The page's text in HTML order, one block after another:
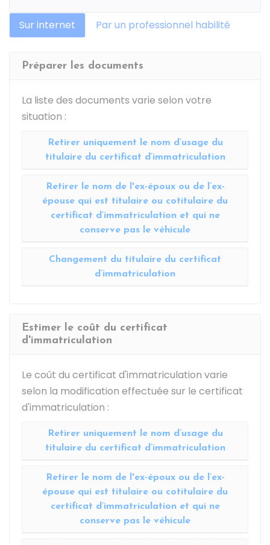
Sur internet Par un professionnel habilité
Préparer les documents
La liste des documents varie selon votre
situation :
Retirer uniquement le nom d’usage du
titulaire du certificat d’immatriculation
Retirer le nom de l'ex-époux ou de l’ex-
épouse qui est titulaire ou cotitulaire du
certificat d’immatriculation et qui ne
conserve pas le véhicule
Changement du titulaire du certificat
d’immatriculation
Estimer le coût du certificat
d'immatriculation
Le coût du certificat d'immatriculation varie
selon la modification effectuée sur le certificat
d'immatriculation :
Retirer uniquement le nom d’usage du
titulaire du certificat d’immatriculation
Retirer le nom de l'ex-époux ou de l’ex-
épouse qui est titulaire ou cotitulaire du
certificat d’immatriculation et qui ne
conserve pas le véhicule